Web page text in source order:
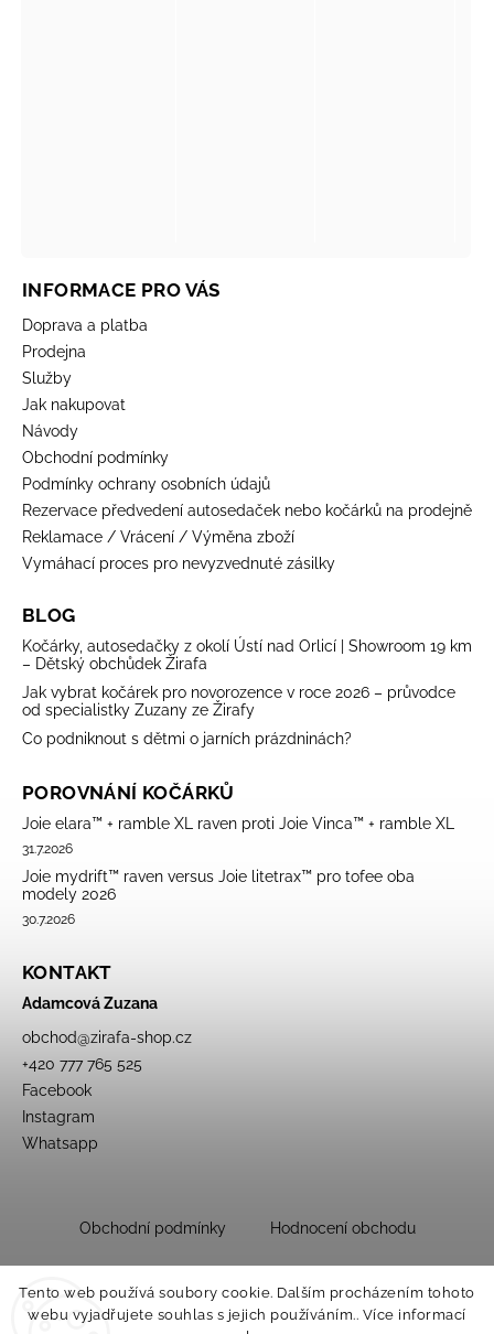
Tento web používá soubory cookie. Dalším procházením tohoto
webu vyjadřujete souhlas s jejich používáním.. Více informací
INFORMACE PRO VÁS
Doprava a platba
Prodejna
Služby
Jak nakupovat
Návody
Obchodní podmínky
Podmínky ochrany osobních údajů
Rezervace předvedení autosedaček nebo kočárků na prodejně
Reklamace / Vrácení / Výměna zboží
Vymáhací proces pro nevyzvednuté zásilky
BLOG
Kočárky, autosedačky z okolí Ústí nad Orlicí | Showroom 19 km
– Dětský obchůdek Žirafa
Jak vybrat kočárek pro novorozence v roce 2026 – průvodce
od specialistky Zuzany ze Žirafy
Co podniknout s dětmi o jarních prázdninách?
POROVNÁNÍ KOČÁRKŮ
Joie elara™ + ramble XL raven proti Joie Vinca™ + ramble XL
31.7.2026
Joie mydrift™ raven versus Joie litetrax™ pro tofee oba
modely 2026
30.7.2026
KONTAKT
Adamcová Zuzana
obchod@zirafa-shop.cz
+420 777 765 525
Facebook
Instagram
Whatsapp
Obchodní podmínky Hodnocení obchodu